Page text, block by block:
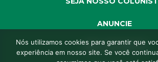
ANUNCIE
SEJA APOIADOR
Nós utilizamos cookies para garantir que
experiência em nosso site. Se você